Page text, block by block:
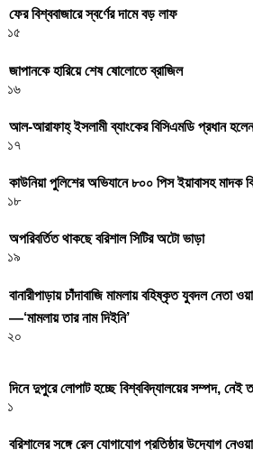
ফের বিশ্ববাজারে স্বর্ণের দামে বড় লাফ
১৫
জাপানকে হারিয়ে শেষ ষোলোতে ব্রাজিল
১৬
আল-আরাফাহ্ ইসলামী ব্যাংকের বিসিএমডি প্রধান
১৭
কাউনিয়া পুলিশের অভিযানে ৮০০ পিস ইয়াবাসহ মাদক
১৮
অপরিবর্তিত থাকছে বরিশাল সিটির অটো ভাড়া
১৯
বানারীপাড়ায় চাঁদাবাজি মামলায় বহিষ্কৃত যুবদল নেতা
—‘মামলায় তার নাম দিইনি’
২০
দিনে দুপুরে লোপাট হচ্ছে বিশ্ববিদ্যালয়ের সম্পদ, নেই
১
বরিশালের সঙ্গে রেল যোগাযোগ প্রতিষ্ঠার উদ্যোগ